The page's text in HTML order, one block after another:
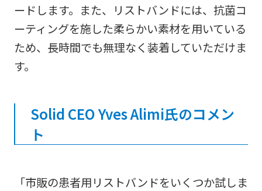
ードします。また、リストバンドには、抗菌コ
ーティングを施した柔らかい素材を用いている
ため、長時間でも無理なく装着していただけま
す。
Solid CEO Yves Alimi氏のコメン
ト
「市販の患者用リストバンドをいくつか試しま